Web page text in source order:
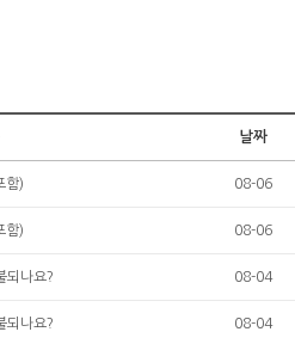
날짜
함) 08-06
함) 08-06
되나요? 08-04
되나요? 08-04